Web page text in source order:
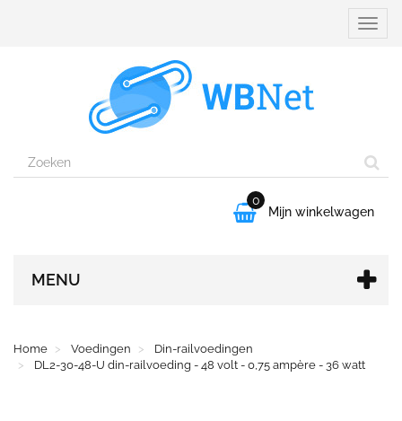

0
Mijn winkelwagen
MENU
Home Voedingen
Din-railvoedingen
DL2-30-48-U din-railvoeding - 48 volt - 0,75 ampère - 36 watt